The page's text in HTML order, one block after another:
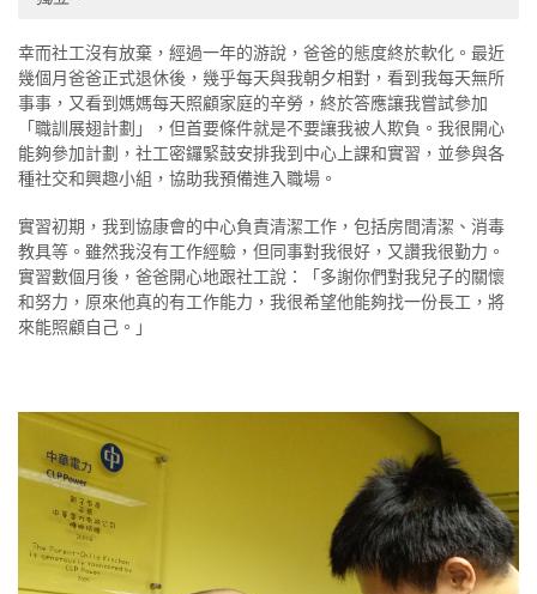
幸而社工沒有放棄，經過一年的游說，爸爸的態度終於軟化。最近
幾個月爸爸正式退休後，幾乎每天與我朝夕相對，看到我每天無所
事事，又看到媽媽每天照顧家庭的辛勞，終於答應讓我嘗試參加
「職訓展翅計劃」，但首要條件就是不要讓我被人欺負。我很開心
能夠參加計劃，社工密鑼緊鼓安排我到中心上課和實習，並參與各
種社交和興趣小組，協助我預備進入職場。
實習初期，我到協康會的中心負責清潔工作，包括房間清潔、消毒
教具等。雖然我沒有工作經驗，但同事對我很好，又讚我很勤力。
實習數個月後，爸爸開心地跟社工說：「多謝你們對我兒子的關懷
和努力，原來他真的有工作能力，我很希望他能夠找一份長工，將
來能照顧自己。」